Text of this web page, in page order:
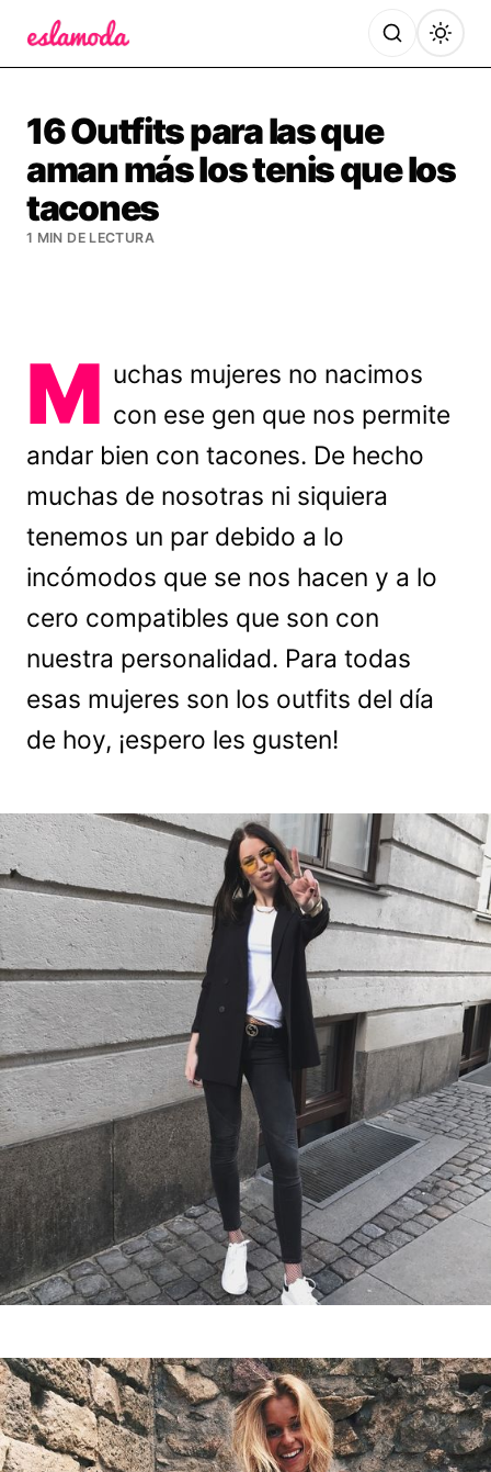
16 Outfits para las que
aman más los tenis que los
tacones
1 MIN DE LECTURA
M uchas mujeres no nacimos
con ese gen que nos permite
andar bien con tacones. De hecho
muchas de nosotras ni siquiera
tenemos un par debido a lo
incómodos que se nos hacen y a lo
cero compatibles que son con
nuestra personalidad. Para todas
esas mujeres son los outfits del día
de hoy, ¡espero les gusten!